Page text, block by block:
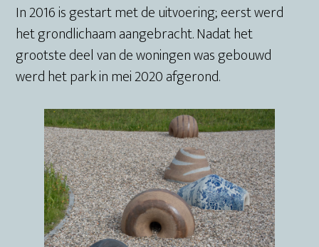
In 2016 is gestart met de uitvoering; eerst werd
het grondlichaam aangebracht. Nadat het
grootste deel van de woningen was gebouwd
werd het park in mei 2020 afgerond.